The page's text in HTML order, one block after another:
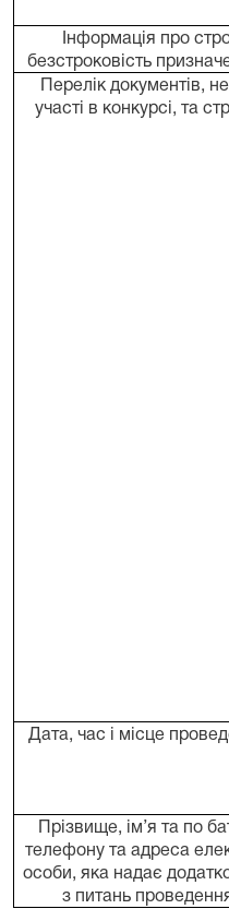
Інформація про
безстроковість
Перелік документів,
участі в конкурсі, та
Дата, час і місце
Прізвище, ім’я та по
телефону та адреса
особи, яка надає
з питань